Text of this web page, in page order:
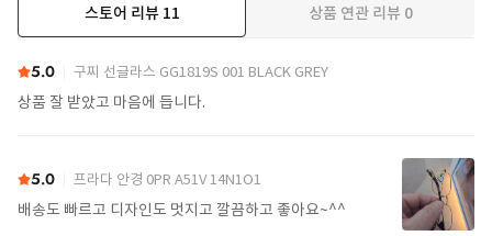
스토어 리뷰 11 상품 연관 리뷰 0
5.0 구찌 선글라스 GG1819S 001 BLACK GREY
상품 잘 받았고 마음에 듭니다.
5.0 프라다 안경 0PR A51V 14N1O1
배송도 빠르고 디자인도 멋지고 깔끔하고 좋아요~^^